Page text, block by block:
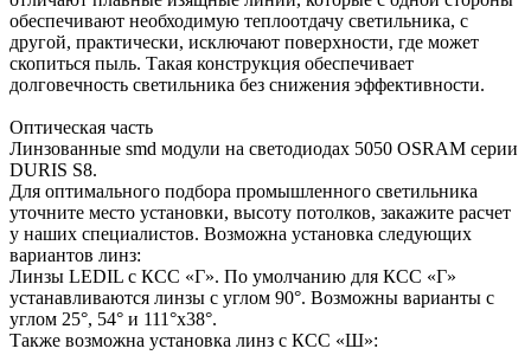
обеспечивают необходимую теплоотдачу светильника, с
другой, практически, исключают поверхности, где может
скопиться пыль. Такая конструкция обеспечивает
долговечность светильника без снижения эффективности.
Оптическая часть
Линзованные smd модули на светодиодах 5050 OSRAM серии
DURIS S8.
Для оптимального подбора промышленного светильника
уточните место установки, высоту потолков, закажите расчет
у наших специалистов. Возможна установка следующих
вариантов линз:
Линзы LEDIL с КСС «Г». По умолчанию для КСС «Г»
устанавливаются линзы с углом 90°. Возможны варианты с
углом 25°, 54° и 111°х38°.
Также возможна установка линз с КСС «Ш»: